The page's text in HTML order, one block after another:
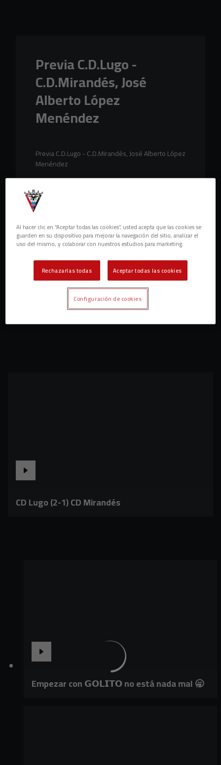
Previa C.D.Lugo -
C.D.Mirandés, José
Alberto López
Menéndez
Previa C.D.Lugo - C.D.Mirandés, José Alberto López
Menéndez
CD Lugo (2-1) CD Mirandés
Empezar con 𝗚𝗢𝗟𝗜𝗧𝗢 no está nada mal 🥱
Al hacer clic en “Aceptar todas las cookies”, usted acepta que las cookies se
guarden en su dispositivo para mejorar la navegación del sitio, analizar el
uso del mismo, y colaborar con nuestros estudios para marketing.
Rechazarlas todas Aceptar todas las cookies
Configuración de cookies